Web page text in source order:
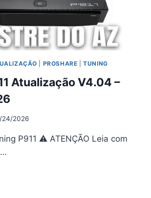
PROSHARE |TUNING
Atualização V4.04 –
24/2026
P911 ⚠ ATENÇÃO Leia com